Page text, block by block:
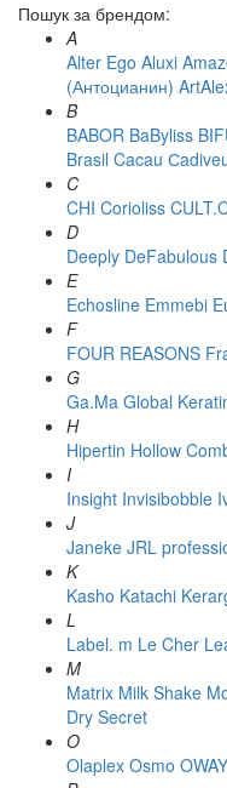
Пошук за брендом:
A
Alter Ego Aluxi
(Антоцианин)
B
BABOR BaByliss
Brasil Cacau
C
CHI Corioliss
D
Deeply DeFabulous
E
Echosline Emmebi
F
FOUR REASONS
G
Ga.Ma Global
H
Hipertin Hollow
I
Insight Invisibobble
J
Janeke JRL
K
Kasho Katachi
L
Label. m Le Cher
M
Matrix Milk Shake
Dry Secret
O
Olaplex Osmo